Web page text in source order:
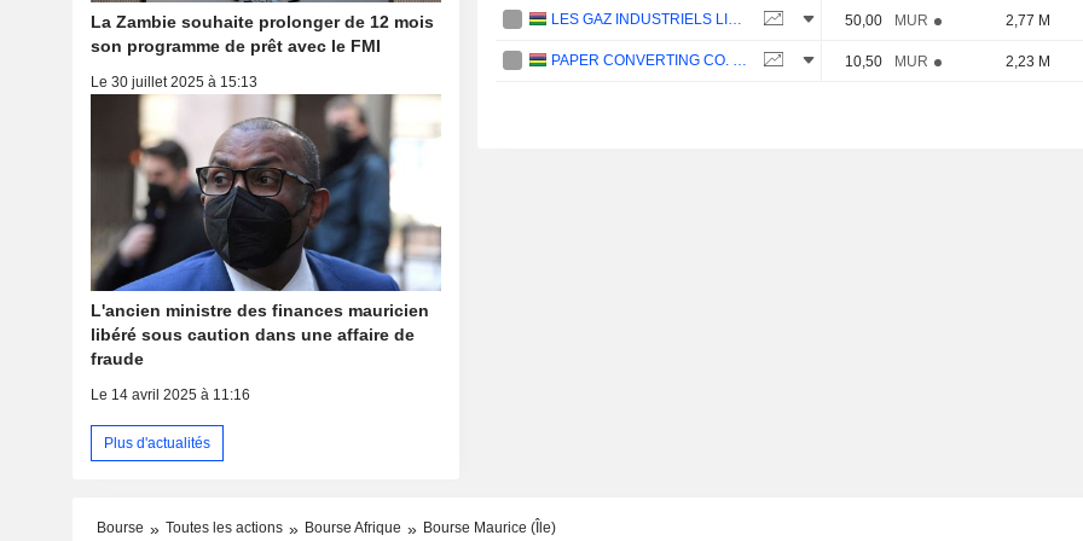
La Zambie souhaite prolonger de 12 mois
son programme de prêt avec le FMI
Le 30 juillet 2025 à 15:13
L'ancien ministre des finances mauricien
libéré sous caution dans une affaire de
fraude
Le 14 avril 2025 à 11:16
Plus d'actualités
LES GAZ INDUSTRIELS LIMITED 50,00 MUR 2,77 M
PAPER CONVERTING CO. LTD 10,50 MUR 2,23 M
Bourse Toutes les actions Bourse Afrique Bourse Maurice (Île)